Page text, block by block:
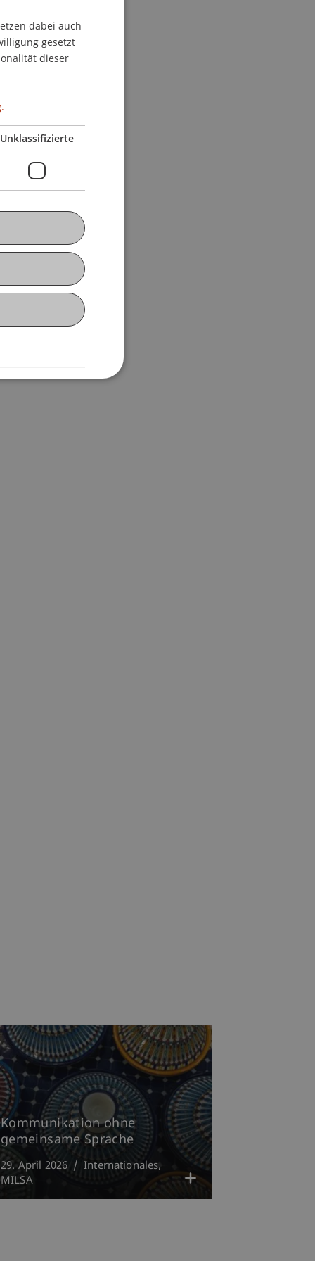
Kommunikation ohne
gemeinsame Sprache
29. April 2026
Internationales
MILSA
GERMAN
ENGLISH
dabei auch
gesetzt
dieser
Unklassifizierte